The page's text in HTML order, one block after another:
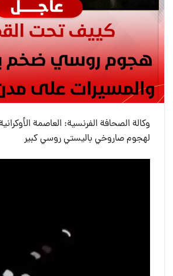
وكالة الصحافة الفرنسية: العاصمة
لهجوم صاروخي باليستي روسي كبير